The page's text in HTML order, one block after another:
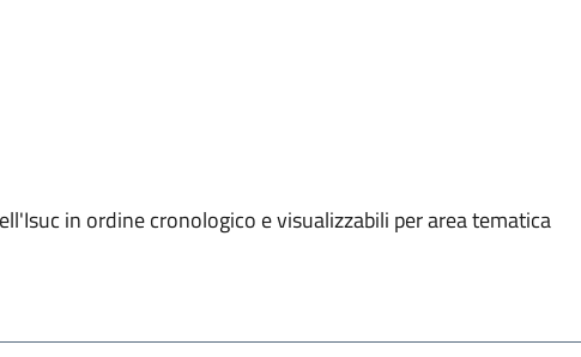
in ordine cronologico e visualizzabili per area tematica